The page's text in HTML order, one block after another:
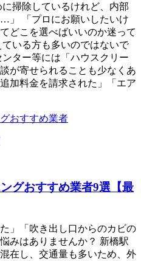
掃除しているけれど、内部
」 「プロにお願いしたいけ
どこを選べばいいのか迷って
いる方も多いのではないで
ター等には「ハウスクリー
が寄せられることも少なくあ
加料金を請求された」「エア
グおすすめ業者9選【最
」「吹き出し口からのカビの
みはありませんか？ 新橋駅
在し、交通量も多いため、外